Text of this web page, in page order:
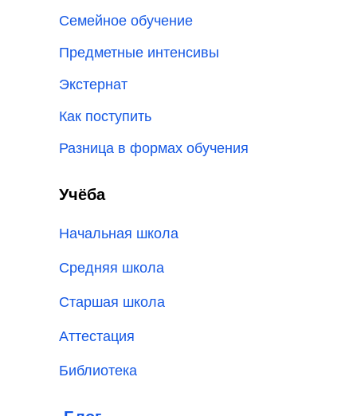
Семейное обучение
Предметные интенсивы
Как поступить
Экстернат
Разница в формах обучения
Учёба
Начальная школа
Средняя школа
Старшая школа
Аттестация
Библиотека